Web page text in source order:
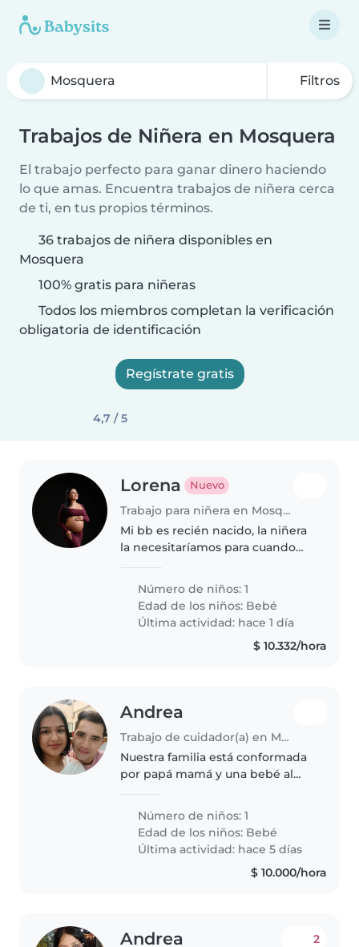
Filtros
Trabajos de Niñera en Mosquera
El trabajo perfecto para ganar dinero haciendo
lo que amas. Encuentra trabajos de niñera cerca
de ti, en tus propios términos.
36 trabajos de niñera disponibles en
Mosquera
100% gratis para niñeras
Todos los miembros completan la verificación
obligatoria de identificación
Regístrate gratis
4,7 / 5
Lorena Nuevo
Trabajo para niñera en Mosquera
Mi bb es recién nacido, la niñera
la necesitaríamos para cuando
trabajar
Número de niños: 1
Edad de los niños: Bebé
Última actividad: hace 1 día
$ 10.332/hora
Andrea
Trabajo de cuidador(a) en Mosquera
Nuestra familia está conformada
por papá mamá y una bebé al
bebé apartir de los 5 meses. Ya
que somos padres que
trabajamos..
Número de niños: 1
Edad de los niños: Bebé
Última actividad: hace 5 días
$ 10.000/hora
Andrea 2